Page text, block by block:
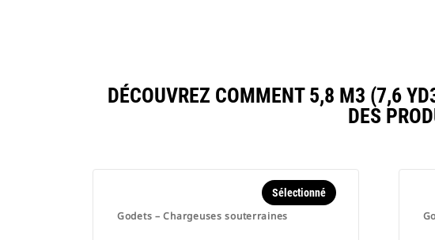
DÉCOUVREZ COMMENT 5,8 M3 (7,6
DES
Godets – Chargeuses souterraines
Sélectionné